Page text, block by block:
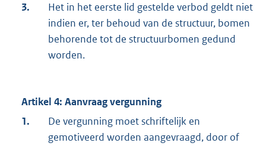
3.
Het in het eerste lid gestelde verbod geldt niet
indien er, ter behoud van de structuur, bomen
behorende tot de structuurbomen gedund
worden.
Artikel 4: Aanvraag vergunning
1.
De vergunning moet schriftelijk en
gemotiveerd worden aangevraagd, door of